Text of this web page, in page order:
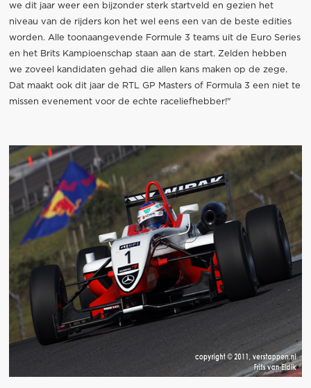
we dit jaar weer een bijzonder sterk startveld en gezien het
niveau van de rijders kon het wel eens een van de beste edities
worden. Alle toonaangevende Formule 3 teams uit de Euro Series
en het Brits Kampioenschap staan aan de start. Zelden hebben
we zoveel kandidaten gehad die allen kans maken op de zege.
Dat maakt ook dit jaar de RTL GP Masters of Formula 3 een niet te
missen evenement voor de echte raceliefhebber!"